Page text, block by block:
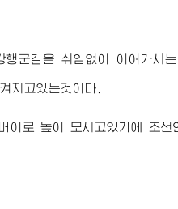
군길을 쉬임없이 이어가시는
지고있는것이다.
이 로 높이 모시고있기에 조